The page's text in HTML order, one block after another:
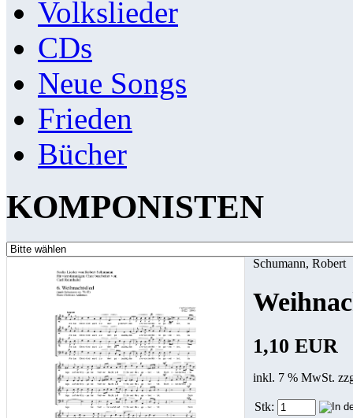
Volkslieder
CDs
Neue Songs
Frieden
Bücher
KOMPONISTEN
Schumann, Robert
1,10 EUR
inkl. 7 % MwSt.
Stk: